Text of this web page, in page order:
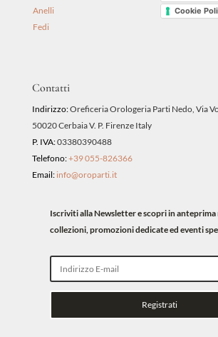
Anelli
Fedi
Cookie
Contatti
Indirizzo:Oreficeria Orologeria Parti Nedo, Via
50020 Cerbaia V. P. Firenze Italy
P. IVA:03380390488
Telefono:+39 055-826366
Email: info@oroparti.it
Iscriviti alla Newsletter e scopri in anteprima
collezioni, promozioni dedicate ed eventi
Registrati